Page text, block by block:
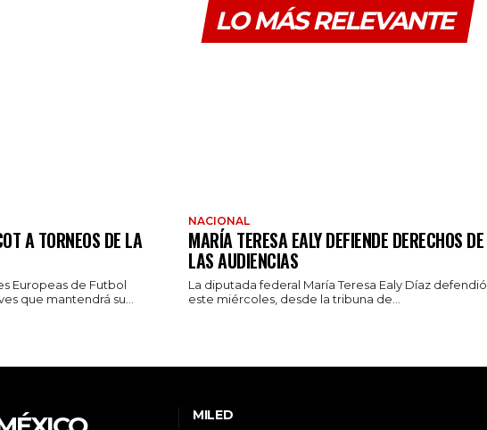
LO MÁS RELEVANTE
A TORNEOS DE LA
Europeas de Futbol
que mantendrá su...
NACIONAL
MARÍA TERESA EALY DEFIENDE DERECHOS DE
LAS AUDIENCIAS
La diputada federal María Teresa Ealy Díaz defendió
este miércoles, desde la tribuna de...
MILED